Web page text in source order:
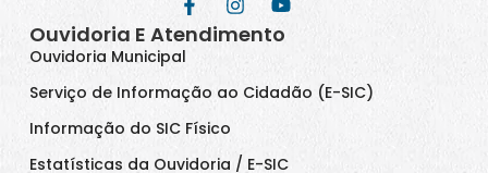
Ouvidoria E Atendimento
Ouvidoria Municipal
Serviço de Informação ao Cidadão (E-SIC)
Informação do SIC Físico
Estatísticas da Ouvidoria / E-SIC